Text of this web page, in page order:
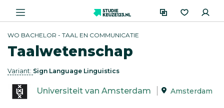
WO BACHELOR - TAAL EN COMMUNICATIE
Taalwetenschap
Variant: Sign Language Linguistics
Universiteit van Amsterdam Amsterdam